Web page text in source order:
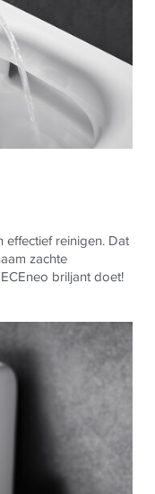
reinigen. Dat
zachte
briljant doet!